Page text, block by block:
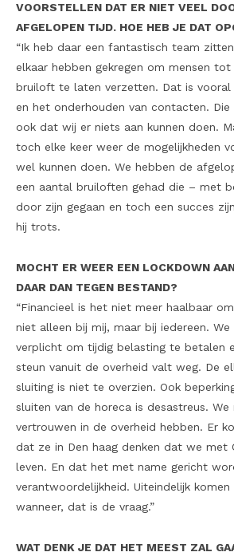
VOORSTELLEN DAT ER NIET VEEL
AFGELOPEN TIJD. HOE HEB JE DAT
“Ik heb daar een fantastisch team
elkaar hebben gekregen om mensen
bruiloft te laten verzetten. Dat is vooral
en het onderhouden van contacten. Die
ook dat wij er niets aan kunnen doen.
toch elke keer weer de mogelijkheden
wel kunnen doen. We hebben de
een aantal bruiloften gehad die – met
door zijn gegaan en toch een succes
hij trots.
MOCHT ER WEER EEN LOCKDOWN
DAAR DAN TEGEN BESTAND?
“Financieel is het niet meer haalbaar
niet alleen bij mij, maar bij iedereen.
verplicht om tijdig belasting te betalen
steun vanuit de overheid valt weg. De
sluiting is niet te overzien. Ook
sluiten van de horeca is desastreus. We
vertrouwen in de overheid hebben. Er
dat ze in Den haag denken dat we met
leven. En dat het met name gericht
verantwoordelijkheid. Uiteindelijk
wanneer, dat is de vraag.”
WAT DENK JE DAT HET MEEST ZAL